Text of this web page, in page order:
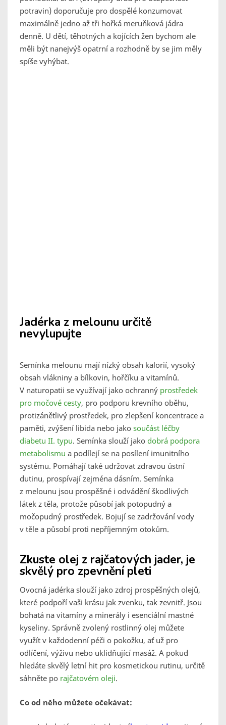
potravin) doporučuje pro dospělé konzumovat
maximálně jedno až tři hořká meruňková jádra
denně. U dětí, těhotných a kojících žen bychom ale
měli být nanejvýš opatrní a rozhodně by se jim měly
spíše vyhýbat.
Jadérka z melounu určitě
nevylupujte
Semínka melounu mají nízký obsah kalorií, vysoký
obsah vlákniny a bílkovin, hořčíku a vitamínů.
V naturopatii se využívají jako ochranný prostředek
pro močové cesty, pro podporu krevního oběhu,
protizánětlivý prostředek, pro zlepšení koncentrace a
paměti, zvýšení libida nebo jako součást léčby
diabetu II. typu. Semínka slouží jako dobrá podpora
metabolismu a podílejí se na posílení imunitního
systému. Pomáhají také udržovat zdravou ústní
dutinu, prospívají zejména dásním. Semínka
z melounu jsou prospěšné i odvádění škodlivých
látek z těla, protože působí jak potopudný a
močopudný prostředek. Bojují se zadržování vody
v těle a působí proti nepříjemným otokům.
Zkuste olej z rajčatových jader, je
skvělý pro zpevnění pleti
Ovocná jadérka slouží jako zdroj prospěšných olejů,
které podpoří vaši krásu jak zvenku, tak zevnitř. Jsou
bohatá na vitamíny a minerály i esenciální mastné
kyseliny. Správně zvolený rostlinný olej můžete
využít v každodenní péči o pokožku, ať už pro
odlíčení, výživu nebo uklidňující masáž. A pokud
hledáte skvělý letní hit pro kosmetickou rutinu, určitě
sáhněte po rajčatovém oleji.
Co od něho můžete očekávat: